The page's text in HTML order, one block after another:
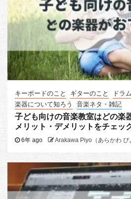
キーボードのこと ギターのこと
ドラ
楽器について知ろう
音楽ネタ・雑記
子ども向けの音楽教室はどの楽
メリット・デメリットをチェッ
6年 ago Arakawa Piyo（あらかわ ぴ